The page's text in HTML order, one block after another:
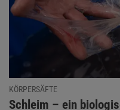
KÖRPERSÄFTE
:
Schleim – ein